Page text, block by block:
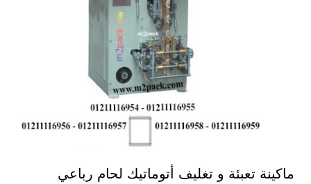
ماكينة تعبئة و تغليف أتوماتيك لحام رباعي